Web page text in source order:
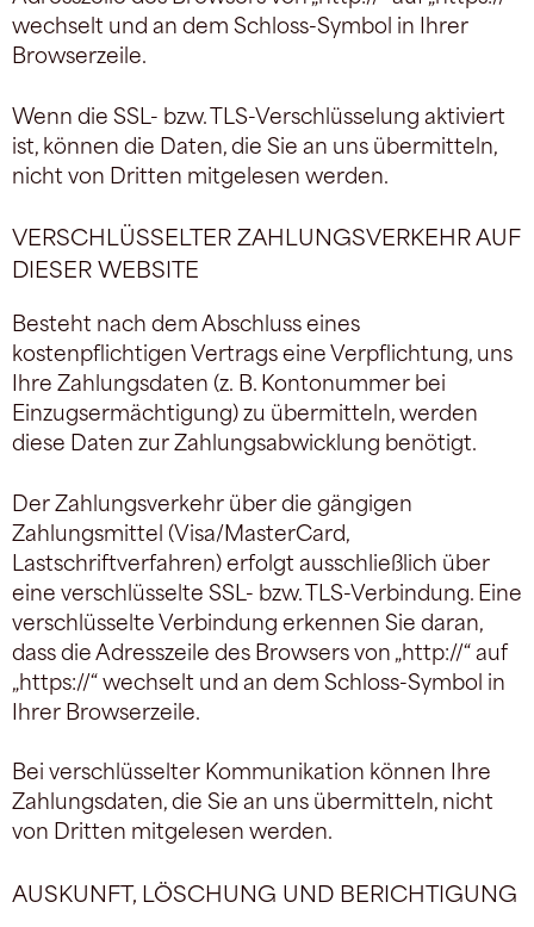
wechselt und an dem Schloss-Symbol in Ihrer
Browserzeile.
Wenn die SSL- bzw. TLS-Verschlüsselung aktiviert
ist, können die Daten, die Sie an uns übermitteln,
nicht von Dritten mitgelesen werden.
VERSCHLÜSSELTER ZAHLUNGSVERKEHR AUF
DIESER WEBSITE
Besteht nach dem Abschluss eines
kostenpflichtigen Vertrags eine Verpflichtung, uns
Ihre Zahlungsdaten (z. B. Kontonummer bei
Einzugsermächtigung) zu übermitteln, werden
diese Daten zur Zahlungsabwicklung benötigt.
Der Zahlungsverkehr über die gängigen
Zahlungsmittel (Visa/MasterCard,
Lastschriftverfahren) erfolgt ausschließlich über
eine verschlüsselte SSL- bzw. TLS-Verbindung. Eine
verschlüsselte Verbindung erkennen Sie daran,
dass die Adresszeile des Browsers von „http://“ auf
„https://“ wechselt und an dem Schloss-Symbol in
Ihrer Browserzeile.
Bei verschlüsselter Kommunikation können Ihre
Zahlungsdaten, die Sie an uns übermitteln, nicht
von Dritten mitgelesen werden.
AUSKUNFT, LÖSCHUNG UND BERICHTIGUNG